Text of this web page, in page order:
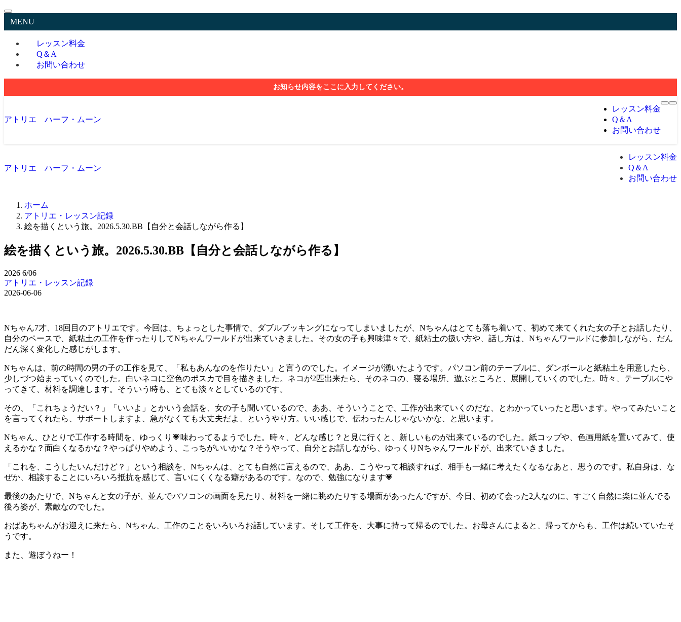
MENU
レッスン料金
Q＆A
お問い合わせ
お知らせ内容をここに入力してください。
アトリエ ハーフ・ムーン
レッスン料金
Q＆A
お問い合わせ
アトリエ ハーフ・ムーン
レッスン料金
Q＆A
お問い合わせ
ホーム
アトリエ・レッスン記録
絵を描くという旅。2026.5.30.BB【自分と会話しながら作る】
絵を描くという旅。2026.5.30.BB【自分と会話しながら作る】
2026 6/06
アトリエ・レッスン記録
2026-06-06
Nちゃん7才、18回目のアトリエです。今回は、ちょっとした事情で、ダブルブッキングになってしまいましたが、Nちゃんはとても落ち着いて、初めて来てくれた女の子とお話したり、
自分のペースで、紙粘土の工作を作ったりしてNちゃんワールドが出来ていきました。その女の子も興味津々で、紙粘土の扱い方や、話し方は、Nちゃんワールドに参加しながら、だん
だん深く変化した感じがします。
Nちゃんは、前の時間の男の子の工作を見て、「私もあんなのを作りたい」と言うのでした。イメージが湧いたようです。パソコン前のテーブルに、ダンボールと紙粘土を用意したら、
少しづつ始まっていくのでした。白いネコに空色のポスカで目を描きました。ネコが2匹出来たら、そのネコの、寝る場所、遊ぶところと、展開していくのでした。時々、テーブルにや
ってきて、材料を調達します。そういう時も、とても淡々としているのです。
その、「これちょうだい？」「いいよ」とかいう会話を、女の子も聞いているので、ああ、そういうことで、工作が出来ていくのだな、とわかっていったと思います。やってみたいこと
を言ってくれたら、サポートしますよ、急がなくても大丈夫だよ、というやり方。いい感じで、伝わったんじゃないかな、と思います。
Nちゃん、ひとりで工作する時間を、ゆっくり💗味わってるようでした。時々、どんな感じ？と見に行くと、新しいものが出来ているのでした。紙コップや、色画用紙を置いてみて、使
えるかな？面白くなるかな？やっぱりやめよう、こっちがいいかな？そうやって、自分とお話しながら、ゆっくりNちゃんワールドが、出来ていきました。
「これを、こうしたいんだけど？」という相談を、Nちゃんは、とても自然に言えるので、ああ、こうやって相談すれば、相手も一緒に考えたくなるなあと、思うのです。私自身は、な
ぜか、相談することにいろいろ抵抗を感じて、言いにくくなる癖があるのです。なので、勉強になります💗
最後のあたりで、Nちゃんと女の子が、並んでパソコンの画面を見たり、材料を一緒に眺めたりする場面があったんですが、今日、初めて会った2人なのに、すごく自然に楽に並んでる
後ろ姿が、素敵なのでした。
おばあちゃんがお迎えに来たら、Nちゃん、工作のことをいろいろお話しています。そして工作を、大事に持って帰るのでした。お母さんによると、帰ってからも、工作は続いていたそ
うです。
また、遊ぼうねー！